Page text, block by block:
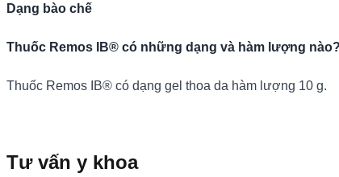
Dạng bào chế
Thuốc Remos IB® có những dạng và hàm lượng nào?
Thuốc Remos IB® có dạng gel thoa da hàm lượng 10 g.
Tư vấn y khoa